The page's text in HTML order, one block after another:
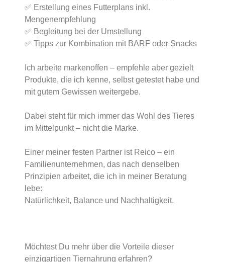
✅ Erstellung eines Futterplans inkl.
Mengenempfehlung
✅ Begleitung bei der Umstellung
✅ Tipps zur Kombination mit BARF oder Snacks
Ich arbeite markenoffen – empfehle aber gezielt
Produkte, die ich kenne, selbst getestet habe und
mit gutem Gewissen weitergebe.
Dabei steht für mich immer das Wohl des Tieres
im Mittelpunkt – nicht die Marke.
Einer meiner festen Partner ist Reico – ein
Familienunternehmen, das nach denselben
Prinzipien arbeitet, die ich in meiner Beratung
lebe:
Natürlichkeit, Balance und Nachhaltigkeit.
Möchtest Du mehr über die Vorteile dieser
einzigartigen Tiernahrung erfahren?